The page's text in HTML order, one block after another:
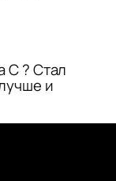
C ? Стал
и